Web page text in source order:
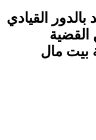
القيادي
القضية
بيت مال